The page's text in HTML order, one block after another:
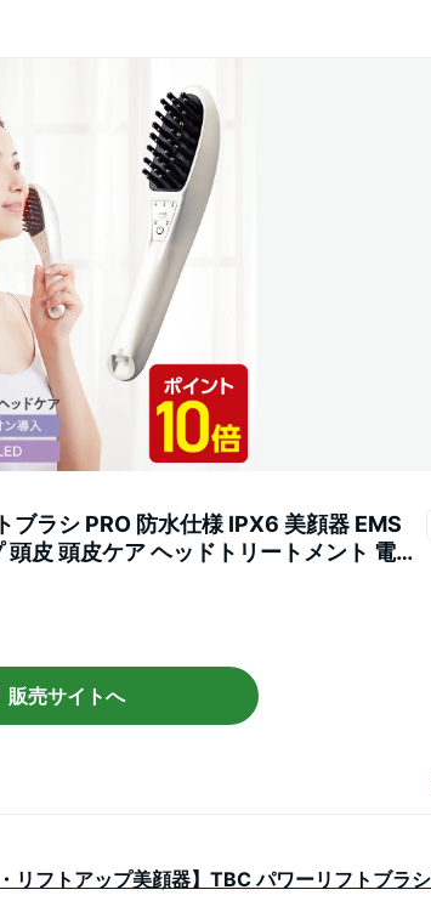
ブラシ PRO 防水仕様 IPX6 美顔器 EMS
皮 頭皮ケア ヘッドトリートメント 電気
器 頭皮マッサージ
販売サイトへ
リフトアップ美顔器】TBC パワーリフトブラ